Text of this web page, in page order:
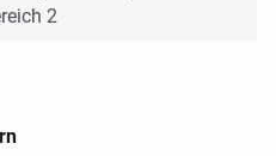
2